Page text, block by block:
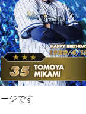
ジです